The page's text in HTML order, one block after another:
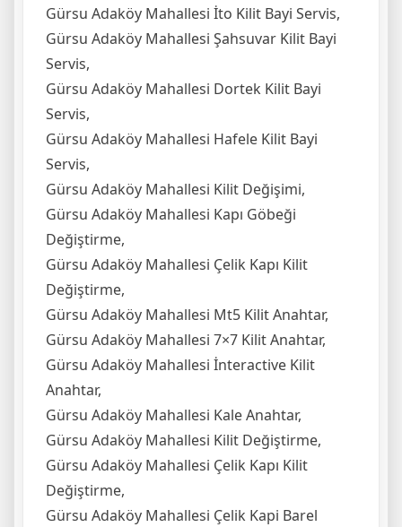
Gürsu Adaköy Mahallesi İto Kilit Bayi Servis,
Gürsu Adaköy Mahallesi Şahsuvar Kilit Bayi
Servis,
Gürsu Adaköy Mahallesi Dortek Kilit Bayi
Servis,
Gürsu Adaköy Mahallesi Hafele Kilit Bayi
Servis,
Gürsu Adaköy Mahallesi Kilit Değişimi,
Gürsu Adaköy Mahallesi Kapı Göbeği
Değiştirme,
Gürsu Adaköy Mahallesi Çelik Kapı Kilit
Değiştirme,
Gürsu Adaköy Mahallesi Mt5 Kilit Anahtar,
Gürsu Adaköy Mahallesi 7×7 Kilit Anahtar,
Gürsu Adaköy Mahallesi İnteractive Kilit
Anahtar,
Gürsu Adaköy Mahallesi Kale Anahtar,
Gürsu Adaköy Mahallesi Kilit Değiştirme,
Gürsu Adaköy Mahallesi Çelik Kapı Kilit
Değiştirme,
Gürsu Adaköy Mahallesi Çelik Kapi Barel